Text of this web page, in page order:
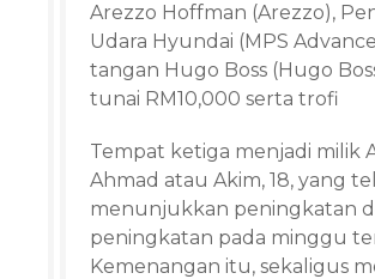
Arezzo Hoffman (Arezzo),
Udara Hyundai (MPS
tangan Hugo Boss (Hugo
tunai RM10,000 serta trofi
Tempat ketiga menjadi milik
Ahmad atau Akim, 18, yang
menunjukkan peningkatan
peningkatan pada minggu
Kemenangan itu, sekaligus